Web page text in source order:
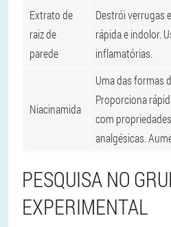
Extrato de
raiz de
parede
Destrói verrugas
rápida e indolor.
inflamatórias.
Niacinamida
Uma das formas
Proporciona
com
analgésicas.
PESQUISA NO
EXPERIMENTAL